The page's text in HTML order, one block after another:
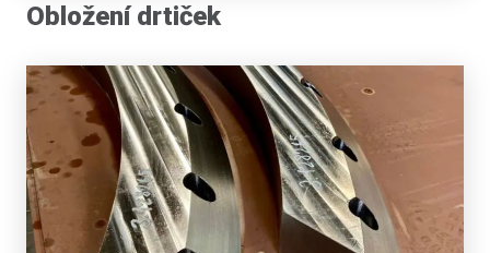
Obložení drtiček